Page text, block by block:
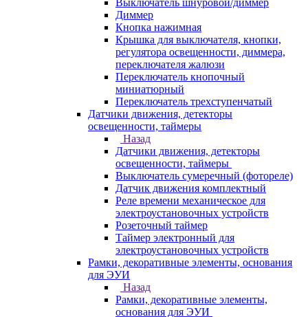
Выключатель шнуровой/диммер
Диммер
Кнопка нажимная
Крышка для выключателя, кнопки,
регулятора освещенности, диммера,
переключателя жалюзи
Переключатель кнопочный
миниатюрный
Переключатель трехступенчатый
Датчики движения, детекторы
освещенности, таймеры
Назад
Датчики движения, детекторы
освещенности, таймеры
Выключатель сумеречный (фотореле)
Датчик движения комплектный
Реле времени механическое для
электроустановочных устройств
Розеточный таймер
Таймер электронный для
электроустановочных устройств
Рамки, декоративные элементы, основания
для ЭУИ
Назад
Рамки, декоративные элементы,
основания для ЭУИ